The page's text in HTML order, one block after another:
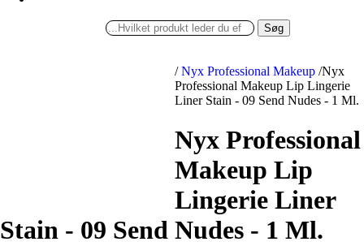
Søg
/ Nyx Professional Makeup /Nyx
Professional Makeup Lip Lingerie
Liner Stain - 09 Send Nudes - 1 Ml.
Nyx Professional
Makeup Lip
Lingerie Liner
Stain - 09 Send Nudes - 1 Ml.